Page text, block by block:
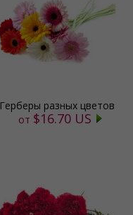
Герберы разных цветов
от $16.70 US